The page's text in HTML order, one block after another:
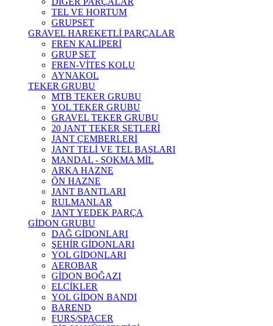
TEL VE HORTUM
GRUPSET
GRAVEL HAREKETLİ PARÇALAR
FREN KALİPERİ
GRUP SET
FREN-VİTES KOLU
AYNAKOL
TEKER GRUBU
MTB TEKER GRUBU
YOL TEKER GRUBU
GRAVEL TEKER GRUBU
20 JANT TEKER SETLERİ
JANT ÇEMBERLERİ
JANT TELİ VE TEL BAŞLARI
MANDAL - SOKMA MİL
ARKA HAZNE
ÖN HAZNE
JANT BANTLARI
RULMANLAR
JANT YEDEK PARÇA
GİDON GRUBU
DAĞ GİDONLARI
ŞEHİR GİDONLARI
YOL GİDONLARI
AEROBAR
GİDON BOĞAZI
ELCİKLER
YOL GİDON BANDI
BAREND
FURŞ/SPACER